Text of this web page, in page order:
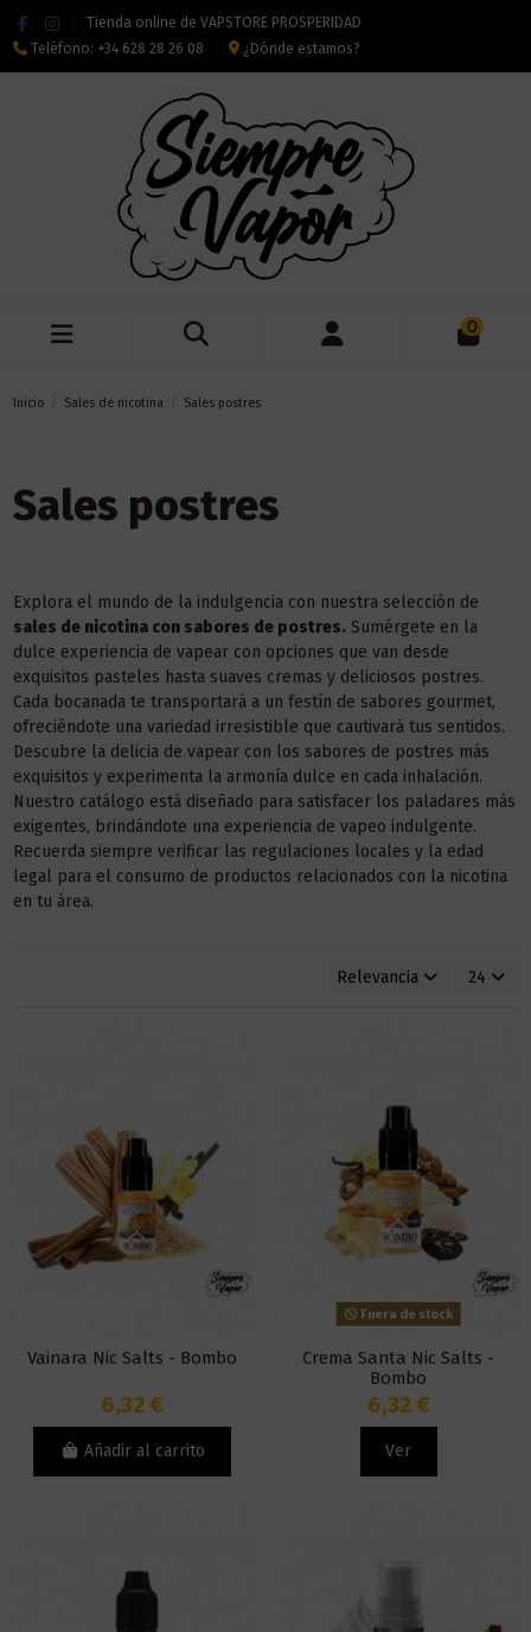
Tienda online de VAPSTORE PROSPERIDAD
Teléfono: +34 628 28 26 08 ¿Dónde estamos?
0
Inicio Sales de nicotina Sales postres
Sales postres
Explora el mundo de la indulgencia con nuestra selección de
sales de nicotina con sabores de postres.Sumérgete en la
dulce experiencia de vapear con opciones que van desde
exquisitos pasteles hasta suaves cremas y deliciosos postres.
Cada bocanada te transportará a un festín de sabores gourmet,
ofreciéndote una variedad irresistible que cautivará tus sentidos.
Descubre la delicia de vapear con los sabores de postres más
exquisitos y experimenta la armonía dulce en cada inhalación.
Nuestro catálogo está diseñado para satisfacer los paladares más
exigentes, brindándote una experiencia de vapeo indulgente.
Recuerda siempre verificar las regulaciones locales y la edad
legal para el consumo de productos relacionados con la nicotina
en tu área.
Relevancia 24
Vainara Nic Salts - Bombo
6,32 €
Añadir al carrito
Fuera de stock
Crema Santa Nic Salts -
Bombo
6,32 €
Ver